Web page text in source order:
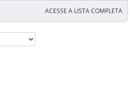
ACESSE A LISTA COMPLETA